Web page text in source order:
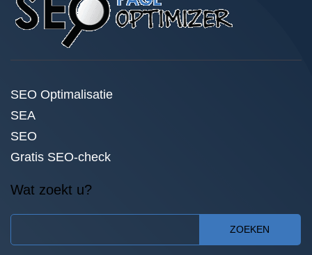
SEO Optimalisatie
SEA
SEO
Gratis SEO-check
Wat zoekt u?
ZOEKEN